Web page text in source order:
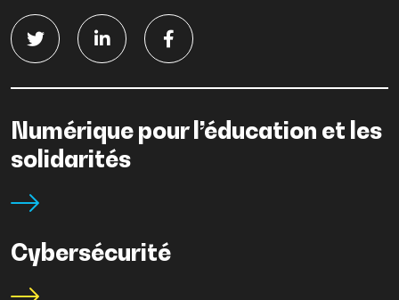
Numérique pour l’éducation et les
solidarités
Cybersécurité